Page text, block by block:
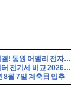
간편 아침 간식 안주까지 해결! 동원 어델리 전자레인지 40초면 끝
선풍기 전기세 vs 서큘레이터 전기세 비교 2026하루 8시간 사용하면 누가 더 저렴할까?
8월 7일 계축日 입추